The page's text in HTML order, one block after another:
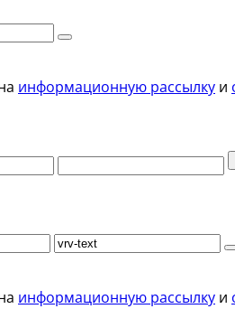
информационную рассылку и
информационную рассылку и